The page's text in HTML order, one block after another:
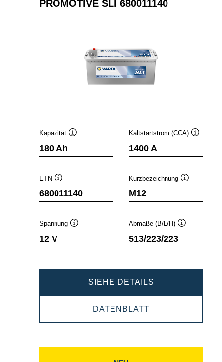
PROMOTIVE SLI 680011140
Kapazität
180 Ah
Kaltstartstrom (CCA)
1400 A
ETN
680011140
Kurzbezeichnung
M12
Spannung
12 V
Abmaße (B/L/H)
513/223/223
SIEHE DETAILS
SLI
DATENBLATTPROMOTIVE
SLI